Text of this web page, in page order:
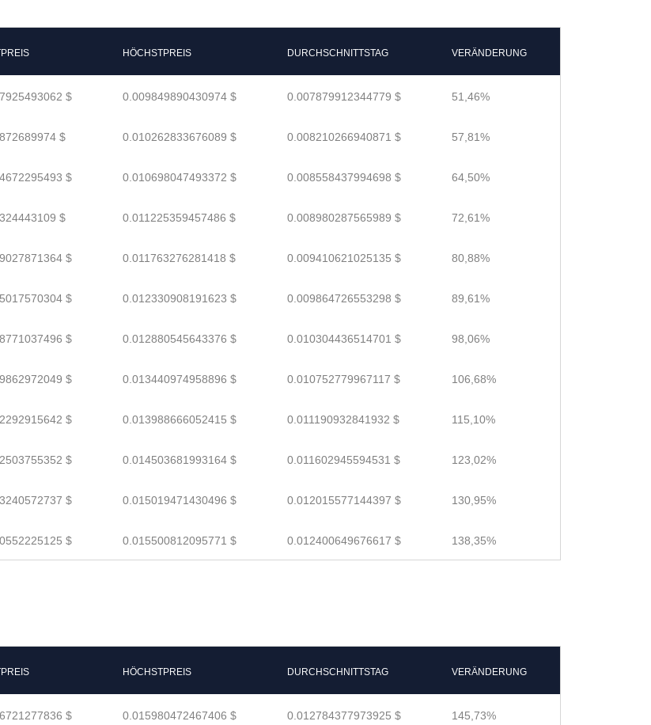
HÖCHSTPREIS DURCHSCHNITTSTAG VERÄNDERUNG
$ 0.009849890430974 $ 0.007879912344779 $ 51,46%
$ 0.010262833676089 $ 0.008210266940871 $ 57,81%
$ 0.010698047493372 $ 0.008558437994698 $ 64,50%
$ 0.011225359457486 $ 0.008980287565989 $ 72,61%
$ 0.011763276281418 $ 0.009410621025135 $ 80,88%
$ 0.012330908191623 $ 0.009864726553298 $ 89,61%
$ 0.012880545643376 $ 0.010304436514701 $ 98,06%
$ 0.013440974958896 $ 0.010752779967117 $ 106,68%
$ 0.013988666052415 $ 0.011190932841932 $ 115,10%
$ 0.014503681993164 $ 0.011602945594531 $ 123,02%
$ 0.015019471430496 $ 0.012015577144397 $ 130,95%
$ 0.015500812095771 $ 0.012400649676617 $ 138,35%
HÖCHSTPREIS DURCHSCHNITTSTAG VERÄNDERUNG
$ 0.015980472467406 $ 0.012784377973925 $ 145,73%